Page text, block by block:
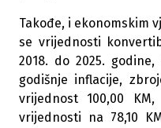
Takođe, i ekonomskim
se vrijednosti
2018. do 2025.
godišnje inflacije,
vrijednost 100,00
vrijednosti na 78,10